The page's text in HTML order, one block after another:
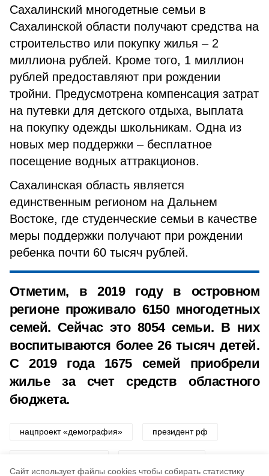
Cайт использует файлы cookies чтобы собирать статистику
Сахалинский многодетные семьи в
Сахалинской области получают средства на
строительство или покупку жилья – 2
миллиона рублей. Кроме того, 1 миллион
рублей предоставляют при рождении
тройни. Предусмотрена компенсация затрат
на путевки для детского отдыха, выплата
на покупку одежды школьникам. Одна из
новых мер поддержки – бесплатное
посещение водных аттракционов.
Сахалинская область является
единственным регионом на Дальнем
Востоке, где студенческие семьи в качестве
меры поддержки получают при рождении
ребенка почти 60 тысяч рублей.
Отметим, в 2019 году в островном
регионе проживало 6150 многодетных
семей. Сейчас это 8054 семьи. В них
воспитываются более 26 тысяч детей.
С 2019 года 1675 семей приобрели
жилье за счет средств областного
бюджета.
нацпроект «демография» президент рф